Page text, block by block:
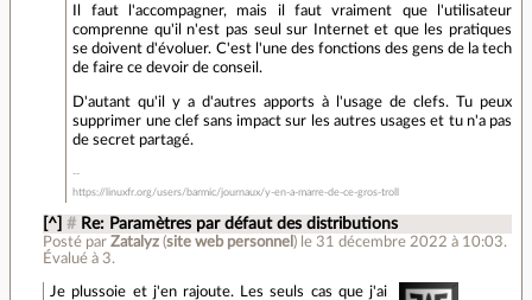
Il faut l'accompagner, mais il faut vraiment que l'utilisateur
comprenne qu'il n'est pas seul sur Internet et que les pratiques
se doivent d'évoluer. C'est l'une des fonctions des gens de la tech
de faire ce devoir de conseil.
D'autant qu'il y a d'autres apports à l'usage de clefs. Tu peux
supprimer une clef sans impact sur les autres usages et tu n'a pas
de secret partagé.
https://linuxfr.org/users/barmic/journaux/y-en-a-marre-de-ce-gros-troll
[^] # Re: Paramètres par défaut des distributions
Posté parZatalyz (site web personnel ) le 31 décembre 2022 à 10:03.
Évalué à 3.
Je plussoie et j'en rajoute. Les seuls cas que j'ai